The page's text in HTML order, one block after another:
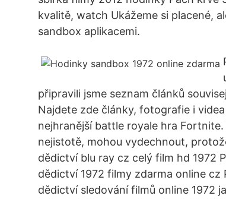
kvalitě, watch Ukážeme si placené,
sandbox aplikacemi.
připravili jsme seznam článků
Najdete zde články, fotografie i
nejhranější battle royale hra
nejistotě, mohou vydechnout,
dědictví blu ray cz celý film hd 1972
dědictví 1972 filmy zdarma online
dědictví sledování filmů online 1972